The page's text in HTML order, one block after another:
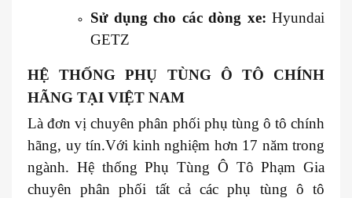
Sử dụng cho các dòng xe: Hyundai
GETZ
HỆ THỐNG PHỤ TÙNG Ô TÔ CHÍNH
HÃNG TẠI VIỆT NAM
Là đơn vị chuyên phân phối phụ tùng ô tô chính
hãng, uy tín.Với kinh nghiệm hơn 17 năm trong
ngành. Hệ thống Phụ Tùng Ô Tô Phạm Gia
chuyên phân phối tất cả các phụ tùng ô tô